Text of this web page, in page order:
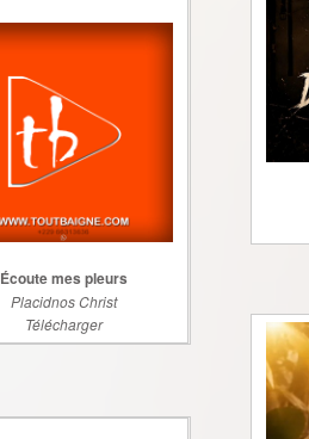
Écoute mes pleurs
Placidnos Christ
Télécharger